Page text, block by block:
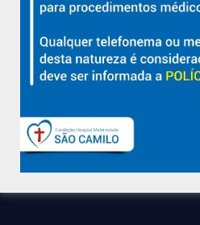
Sobre
Diretorias
Políticas e Normas
Trabalhe Conosco
Blog